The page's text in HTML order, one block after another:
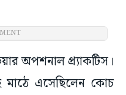
অপশনাল প্র্যাকটিস।
মাঠে এসেছিলেন কোচ